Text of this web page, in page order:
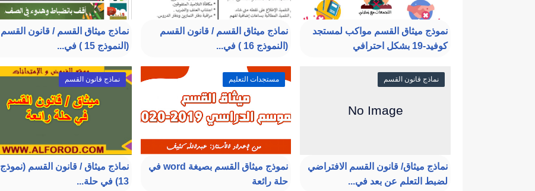
نموذج ميثاق القسم مواكب لمستجد
كوفيد-19 بشكل احترافي
نماذج ميثاق القسم / قانون القسم
(النموذج 16 ) في...
نماذج ميثاق القسم / قانون القسم
(النموذج 15 ) في...
نماذج قانون القسم
نماذج ميثاق/ قانون القسم الافتراضي
لضبط التعلم عن بعد في...
مستجدات التعليم
نموذج ميثاق القسم بصيغة word في
حلة رائعة
نماذج قانون القسم
نماذج ميثاق / قانون القسم (نموذج
13) في حلة...